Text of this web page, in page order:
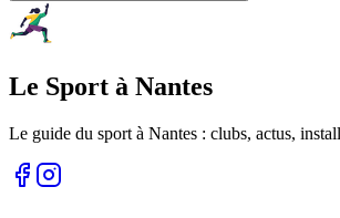
Le Sport à Nantes
Le guide du sport à Nantes : clubs, actus,